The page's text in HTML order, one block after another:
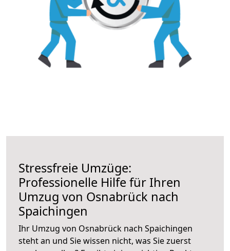
Stressfreie Umzüge:
Professionelle Hilfe für Ihren
Umzug von Osnabrück nach
Spaichingen
Ihr Umzug von Osnabrück nach Spaichingen
steht an und Sie wissen nicht, was Sie zuerst